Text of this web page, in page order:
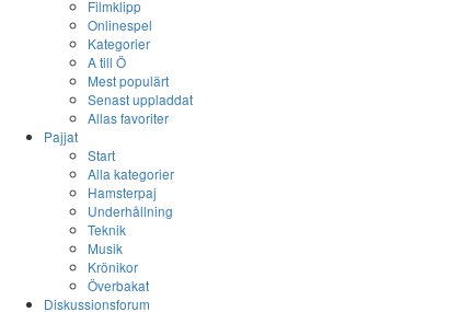
Filmklipp
Onlinespel
Kategorier
A till Ö
Mest populärt
Senast uppladdat
Allas favoriter
Pajjat
Start
Alla kategorier
Hamsterpaj
Underhållning
Teknik
Musik
Krönikor
Överbakat
Diskussionsforum